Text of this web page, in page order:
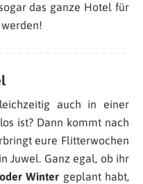
das ganze Hotel für
auch in einer
ist? Dann kommt nach
eure Flitterwochen
Juwel. Ganz egal, ob ihr
Winter geplant habt,